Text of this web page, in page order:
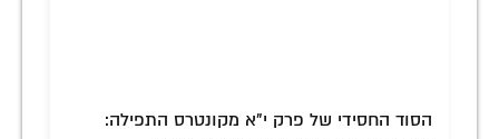
הסוד החסידי של פרק י"א מקונטרס התפילה: